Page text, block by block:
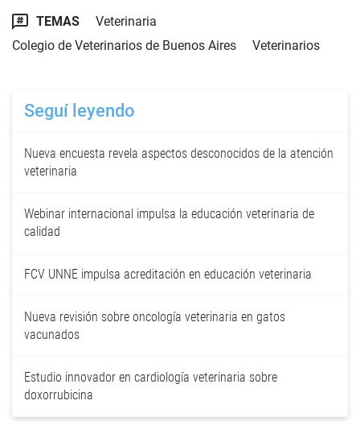
TEMAS
Veterinaria
Colegio de Veterinarios de Buenos Aires
Veterinarios
Seguí leyendo
Nueva encuesta revela aspectos desconocidos de la atención
veterinaria
Webinar internacional impulsa la educación veterinaria de
calidad
FCV UNNE impulsa acreditación en educación veterinaria
Nueva revisión sobre oncología veterinaria en gatos
vacunados
Estudio innovador en cardiología veterinaria sobre
doxorrubicina